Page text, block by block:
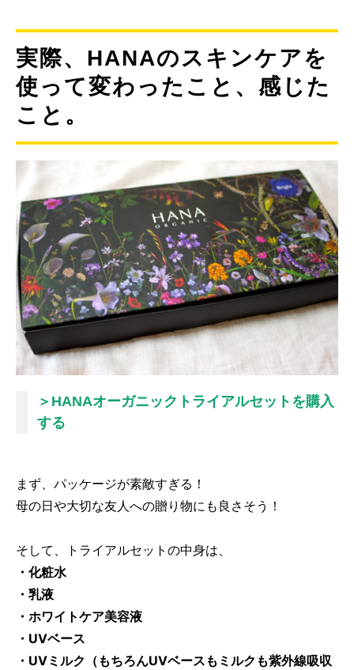
実際、HANAのスキンケアを
使って変わったこと、感じた
こと。
＞HANAオーガニックトライアルセットを購入
する
まず、パッケージが素敵すぎる！
母の日や大切な友人への贈り物にも良さそう！
そして、トライアルセットの中身は、
・化粧水
・乳液
・ホワイトケア美容液
・UVベース
・UVミルク（もちろんUVベースもミルクも紫外線吸収